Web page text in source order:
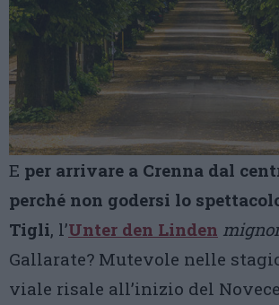
E per arrivare a Crenna dal
perché non godersi lo
Tigli, l’Unter den Linden
Gallarate? Mutevole nelle
viale risale all’inizio del